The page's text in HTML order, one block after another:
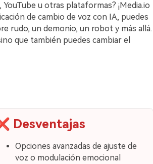
u otras plataformas? ¡Media.io
de cambio de voz con IA, puedes
rudo, un demonio, un robot y más allá.
que también puedes cambiar el
Desventajas
Opciones avanzadas de ajuste de
voz o modulación emocional